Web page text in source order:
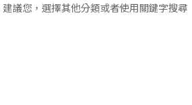
建議您，選擇其他分類或者使用關鍵字搜尋